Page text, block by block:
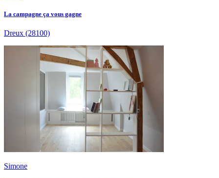
La campagne ça vous gagne
Dreux (28100)
Simone